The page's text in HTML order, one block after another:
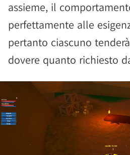
assieme, il
perfettamente alle
pertanto ciascuno
dovere quanto richiesto